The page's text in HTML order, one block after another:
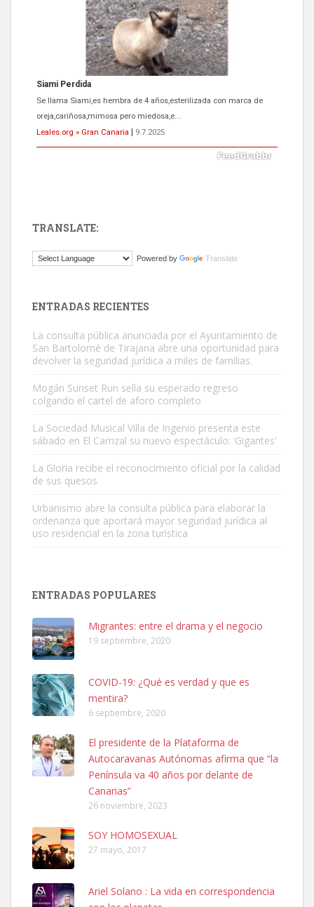
Siami Perdida
Se llama Siami,es hembra de 4 años,esterilizada con marca de
oreja,cariñosa,mimosa pero miedosa,e...
Leales.org » Gran Canaria
9.7.2025
El ayuntamiento se va a llevar a Los Gatos callejeros de la zona los
Gato manso encontrado
Este gato macho ha aparecido en la calle hace menos de un mes,
es muy manso y extremadamente cari...
Leales.org » Gran Canaria
SHIBA PERDIDO AVDA JOSE MESA Y LOPEZ
PERRO MACHO RAZA SHIBA CON MICROCHIP PERDIDO HOY
06/07/2025 ZONA MESA Y LOPEZ. ES MUY ASUSTADIZO
Leales.org » Gran Canaria
6.7.2025
Ninfa perdida
TRANSLATE:
Powered by Translate
ENTRADAS RECIENTES
La consulta pública anunciada por el Ayuntamiento de
San Bartolomé de Tirajana abre una oportunidad para
devolver la seguridad jurídica a miles de familias.
Mogán Sunset Run sella su esperado regreso
colgando el cartel de aforo completo
La Sociedad Musical Villa de Ingenio presenta este
sábado en El Carrizal su nuevo espectáculo: ‘Gigantes’
La Gloria recibe el reconocimiento oficial por la calidad
de sus quesos
Urbanismo abre la consulta pública para elaborar la
ordenanza que aportará mayor seguridad jurídica al
uso residencial en la zona turística
ENTRADAS POPULARES
Migrantes: entre el drama y el negocio
19 septiembre, 2020
COVID-19: ¿Qué es verdad y que es
mentira?
6 septiembre, 2020
El presidente de la Plataforma de
Autocaravanas Autónomas afirma que “la
Península va 40 años por delante de
Canarias”
26 noviembre, 2023
SOY HOMOSEXUAL
27 mayo, 2017
Ariel Solano : La vida en correspondencia